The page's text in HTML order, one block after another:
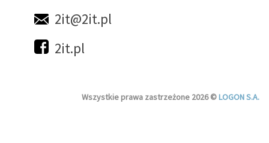
2it@2it.pl
2it.pl
Wszystkie prawa zastrzeżone 2026 ©LOGON S.A.